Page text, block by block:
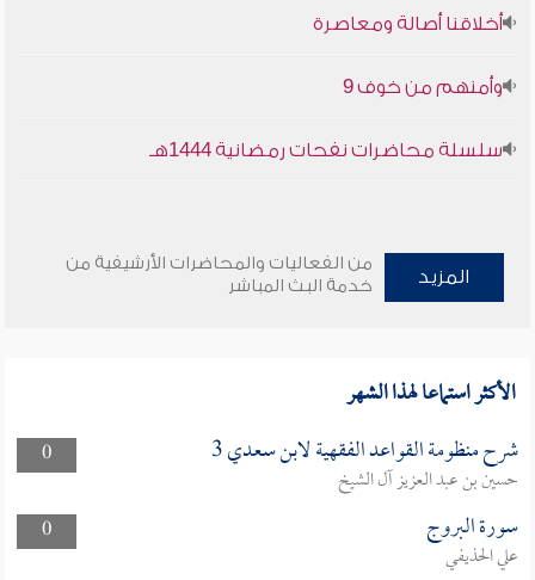
أخلاقنا أصالة ومعاصرة
وأمنهم من خوف 9
سلسلة محاضرات نفحات رمضانية 1444هـ
المزيد
من الفعاليات والمحاضرات الأرشيفية من
خدمة البث المباشر
الأكثر استماعا لهذا الشهر
0 شرح منظومة القواعد الفقهية لابن سعدي 3
حسين بن عبد العزيز آل الشيخ
0
سورة البروج
علي الحذيفي